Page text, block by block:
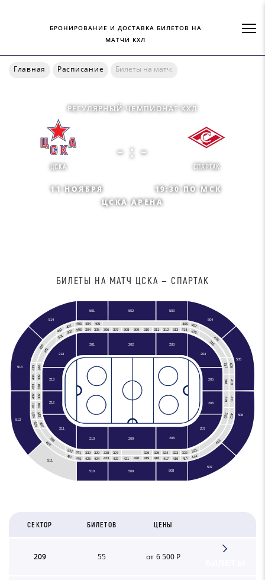
БРОНИРОВАНИЕ И ДОСТАВКА БИЛЕТОВ НА
МАТЧИ КХЛ
Главная Расписание Билеты на матч:
РЕГУЛЯРНЫЙ ЧЕМПИОНАТ КХЛ
ЦСКА
- : -
СПАРТАК
11 НОЯБРЯ
19:30 ПО МСК
ЦСКА АРЕНА
БИЛЕТЫ НА МАТЧ ЦСКА — СПАРТАК
502
501 503
504
505
506
507
508
509
510
511
512
513
514
201 202 203
204
205
206
207
208
209
210
211
212
213
214
429
301
302 303 304 305 306 307 308 309 310 311 312 313 314 315
316
317
318
319
320
321
322
323
324
325
326
327
328
329
330
331
332
333
334
335
336
337
338
339
340
341
401
402 403 404 405 406 407
408
409
410
411
412
413
414
415
416
417
418
419
420
421
422
423
424
425
426
427
428
430
431
432
433
434
435
436
СЕКТОР БИЛЕТОВ ЦЕНЫ
209 55 от 6 500 Р